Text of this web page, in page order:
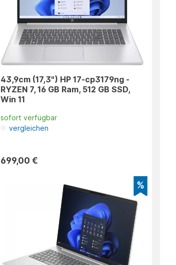
43,9cm (17,3") HP 17-cp3179ng -
RYZEN 7, 16 GB Ram, 512 GB SSD,
Win 11
sofort verfügbar
vergleichen
699,00 €